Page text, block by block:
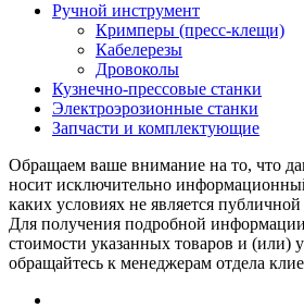
Ручной инструмент
Кримперы (пресс-клещи)
Кабелерезы
Дровоколы
Кузнечно-прессовые станки
Электроэрозионные станки
Запчасти и комплектующие
Обращаем ваше внимание на то, что
носит исключительно
каких условиях не является
Для получения подробной
стоимости указанных товаров и (или)
обращайтесь к менеджерам отдела